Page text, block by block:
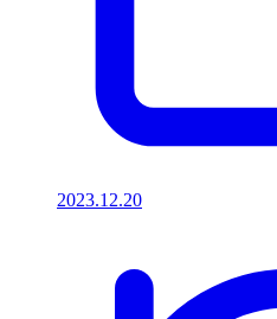
2023.12.20